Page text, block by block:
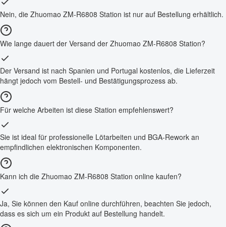
Nein, die Zhuomao ZM-R6808 Station ist nur auf Bestellung erhältlich.
Wie lange dauert der Versand der Zhuomao ZM-R6808 Station?
Der Versand ist nach Spanien und Portugal kostenlos, die Lieferzeit
hängt jedoch vom Bestell- und Bestätigungsprozess ab.
Für welche Arbeiten ist diese Station empfehlenswert?
Sie ist ideal für professionelle Lötarbeiten und BGA-Rework an
empfindlichen elektronischen Komponenten.
Kann ich die Zhuomao ZM-R6808 Station online kaufen?
Ja, Sie können den Kauf online durchführen, beachten Sie jedoch,
dass es sich um ein Produkt auf Bestellung handelt.